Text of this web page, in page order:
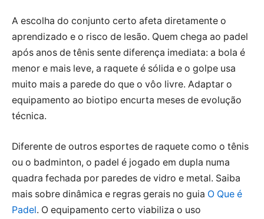
A escolha do conjunto certo afeta diretamente o
aprendizado e o risco de lesão. Quem chega ao padel
após anos de tênis sente diferença imediata: a bola é
menor e mais leve, a raquete é sólida e o golpe usa
muito mais a parede do que o vôo livre. Adaptar o
equipamento ao biotipo encurta meses de evolução
técnica.
Diferente de outros esportes de raquete como o tênis
ou o badminton, o padel é jogado em dupla numa
quadra fechada por paredes de vidro e metal. Saiba
mais sobre dinâmica e regras gerais no guia O Que é
Padel. O equipamento certo viabiliza o uso